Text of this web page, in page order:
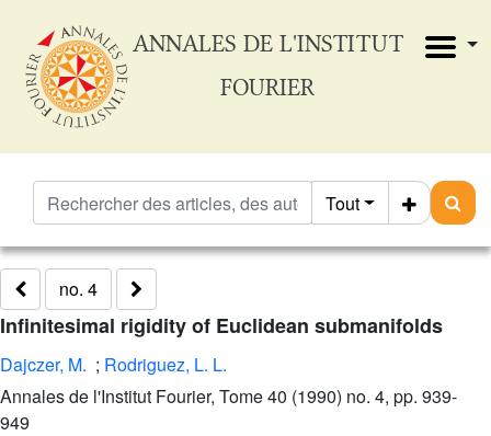
ANNALES DE L'INSTITUT
FOURIER
Tout
no. 4
Infinitesimal rigidity of Euclidean submanifolds
Dajczer, M. ; Rodriguez, L. L.
Annales de l'Institut Fourier, Tome 40 (1990) no. 4, pp. 939-
949